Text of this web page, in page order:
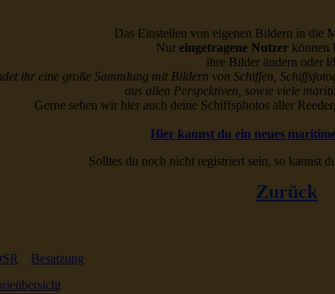
Das Einstellen von eigenen Bildern in die
Nur eingetragene Nutzer können
ihre Bilder ändern oder
ihr eine große Sammlung mit Bildern von Schiffen,
aus allen Perspektiven, sowie viele
Gerne sehen wir hier auch deine Schiffsphotos aller
Hier kannst du ein neues
Solltes du noch nicht registriert sein, so kannst
Zurück
» Besatzung